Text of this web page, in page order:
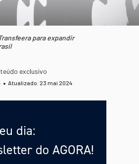
para expandir
exclusivo
• Atualizado: 23 mai 2024
dia:
do AGORA!